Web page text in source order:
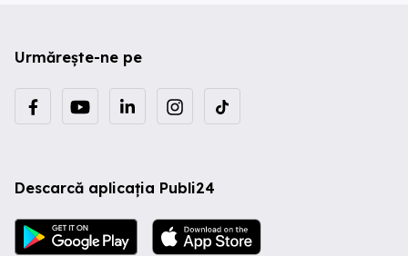
Urmărește-ne pe
Descarcă aplicația Publi24